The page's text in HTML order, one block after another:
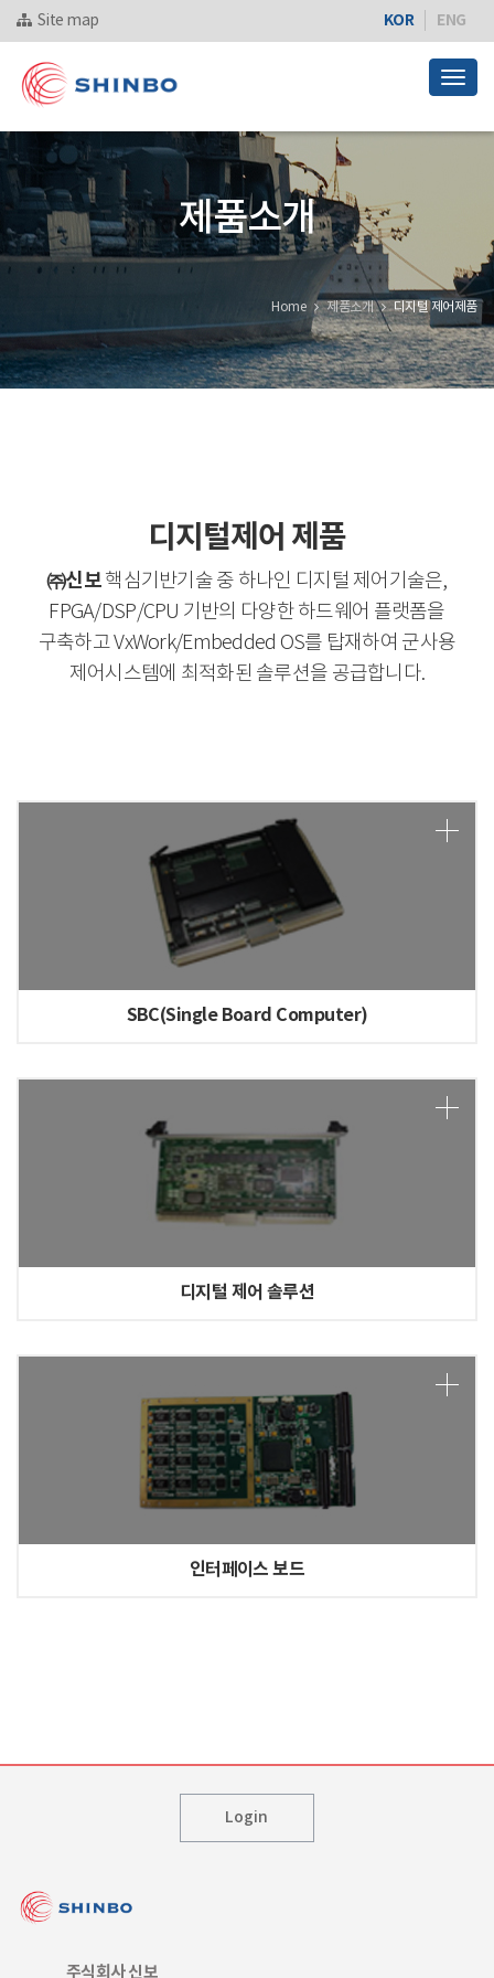
Site map KOR ENG
제품소개
Home 제품소개 디지털 제어제품
디지털제어 제품
㈜신보 핵심기반기술 중 하나인 디지털 제어기술은,
FPGA/DSP/CPU 기반의 다양한 하드웨어 플랫폼을
구축하고 VxWork/Embedded OS를 탑재하여 군사용
제어시스템에 최적화된 솔루션을 공급합니다.
SBC(Single Board Computer)
디지털 제어 솔루션
인터페이스 보드
Login
주식회사 신보